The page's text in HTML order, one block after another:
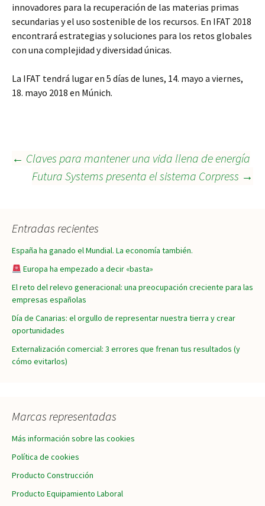
innovadores para la recuperación de las materias primas
secundarias y el uso sostenible de los recursos. En IFAT 2018
encontrará estrategias y soluciones para los retos globales
con una complejidad y diversidad únicas.
La IFAT tendrá lugar en 5 días de lunes, 14. mayo a viernes,
18. mayo 2018 en Múnich.
Navegación
entradas
← Claves para mantener una vida llena de energía
Futura Systems presenta el sistema Corpress →
Entradas recientes
España ha ganado el Mundial. La economía también.
Europa ha empezado a decir «basta»
El reto del relevo generacional: una preocupación creciente para las
empresas españolas
Día de Canarias: el orgullo de representar nuestra tierra y crear
oportunidades
Externalización comercial: 3 errores que frenan tus resultados (y
cómo evitarlos)
Marcas representadas
Más información sobre las cookies
Política de cookies
Producto Construcción
Producto Equipamiento Laboral